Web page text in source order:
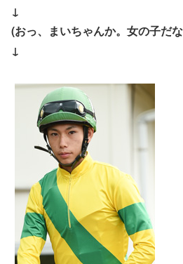
↓
(おっ、まいちゃんか。女の子だ
↓